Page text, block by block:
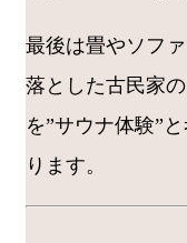
最後は畳やソフ
落とした古民家
を”サウナ体験”
ります。